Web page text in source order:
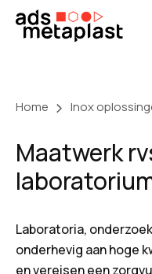
Skip
Home Inox
Maatwerk
Laboratoria,
onderhevig aan hoge
en vereisen een